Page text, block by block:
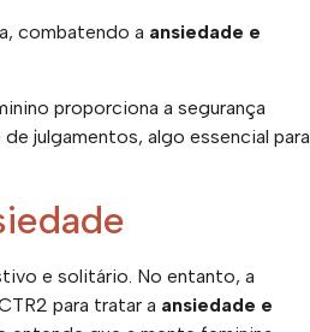
combatendo a ansiedade e
proporciona a segurança
julgamentos, algo essencial para
e solitário. No entanto, a
para tratar a ansiedade e